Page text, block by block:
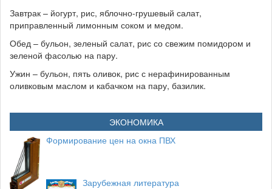
Завтрак – йогурт, рис, яблочно-грушевый салат,
приправленный лимонным соком и медом.
Обед – бульон, зеленый салат, рис со свежим помидором и
зеленой фасолью на пару.
Ужин – бульон, пять оливок, рис с нерафинированным
оливковым маслом и кабачком на пару, базилик.
ЭКОНОМИКА
Формирование цен на окна ПВХ
Зарубежная литература